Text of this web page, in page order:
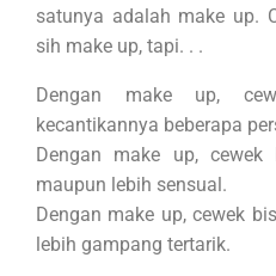
satunya adalah make up.
sih make up, tapi. . .
Dengan make up,
kecantikannya beberapa
Dengan make up,
maupun lebih sensual.
Dengan make up, cewek
lebih gampang tertarik.